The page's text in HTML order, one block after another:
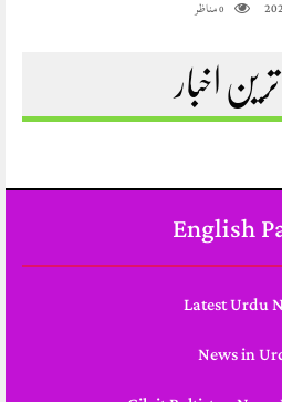
0مناظر
ترین اخبار
English
Latest Urdu
News in